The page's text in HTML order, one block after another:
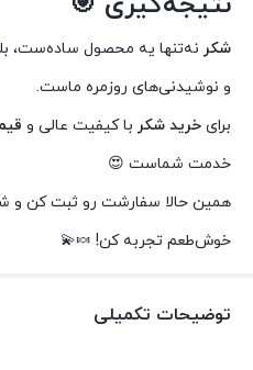
شکر نه‌تنها یه محصول ساده‌ست،
و نوشیدنی‌های روزمره ماست.
برای خرید شکر با کیفیت عالی و
خدمت شماست 😍
همین حالا سفارشت رو ثبت کن و
خوش‌طعم تجربه کن! 🍬💫
توضیحات تکمیلی